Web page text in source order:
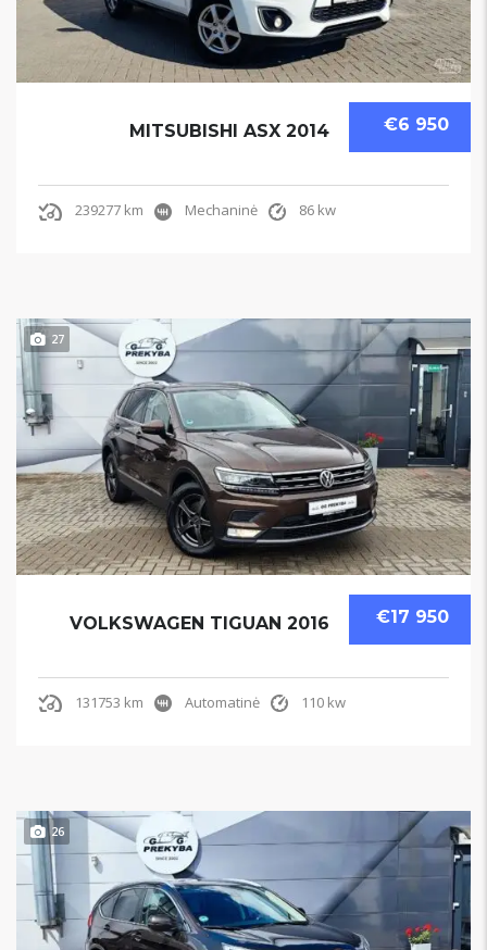
€6 950
MITSUBISHI ASX 2014
239277 km Mechaninė 86 kw
27
€17 950
VOLKSWAGEN TIGUAN 2016
131753 km Automatinė 110 kw
26